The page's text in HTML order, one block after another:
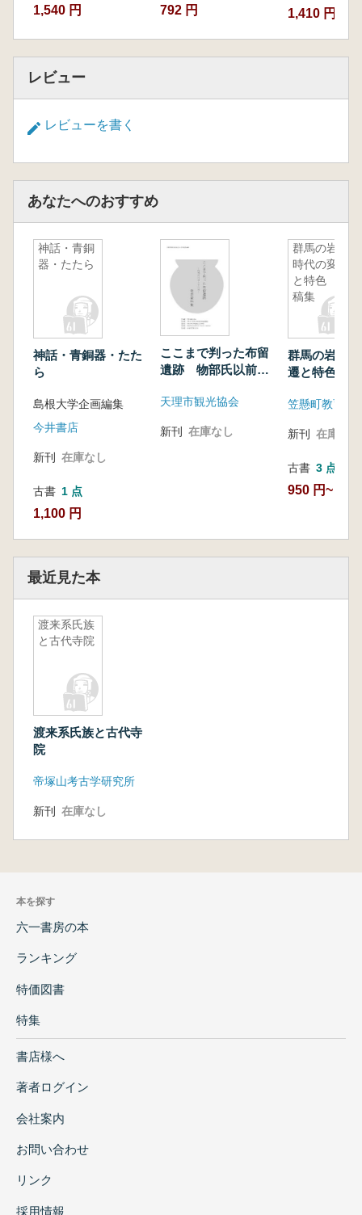
1,540 円 792 円 1,410 円
レビュー
レビューを書く
あなたへのおすすめ
神話・青銅
器・たたら
神話・青銅器・たた
ら
島根大学企画編集
今井書店
新刊 在庫なし
古書 1 点
1,100 円
ここまで判った布留
遺跡 物部氏以前と
天理市観光協会
新刊 在庫なし
群馬の岩宿
時代の変遷
と特色 予
稿集
群馬の岩宿
遷と特色
新刊 在庫なし
古書 3 点
950 円~
最近見た本
渡来系氏族
と古代寺院
渡来系氏族と古代寺
院
帝塚山考古学研究所
新刊 在庫なし
本を探す
六一書房の本
ランキング
特価図書
特集
書店様へ
著者ログイン
会社案内
お問い合わせ
リンク
採用情報